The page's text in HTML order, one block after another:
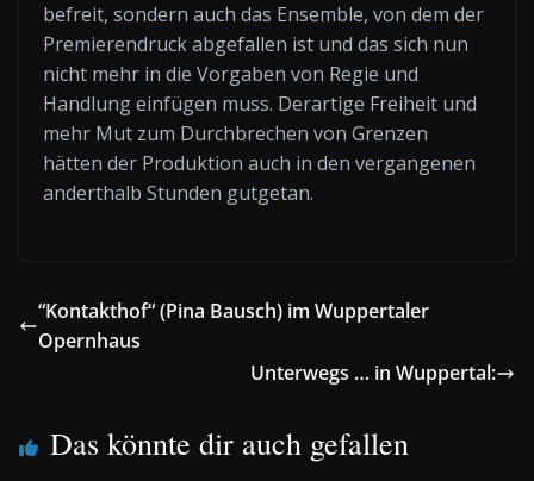
befreit, sondern auch das Ensemble, von dem der
Premierendruck abgefallen ist und das sich nun
nicht mehr in die Vorgaben von Regie und
Handlung einfügen muss. Derartige Freiheit und
mehr Mut zum Durchbrechen von Grenzen
hätten der Produktion auch in den vergangenen
anderthalb Stunden gutgetan.
“Kontakthof“ (Pina Bausch) im Wuppertaler
Opernhaus
Unterwegs … in Wuppertal:
Das könnte dir auch gefallen